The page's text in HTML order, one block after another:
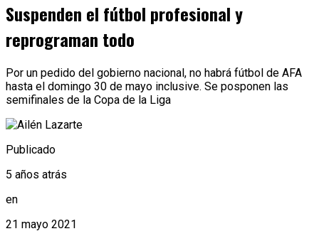
Suspenden el fútbol profesional y
reprograman todo
Por un pedido del gobierno nacional, no habrá fútbol de AFA
hasta el domingo 30 de mayo inclusive. Se posponen las
semifinales de la Copa de la Liga
Publicado
5 años atrás
en
21 mayo 2021